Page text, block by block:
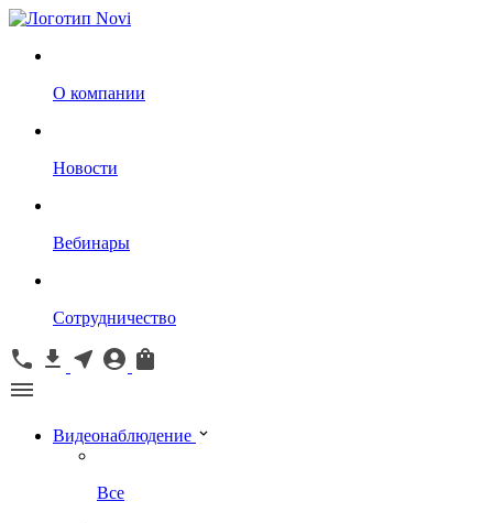
О компании
Новости
Вебинары
Сотрудничество
Видеонаблюдение
Все